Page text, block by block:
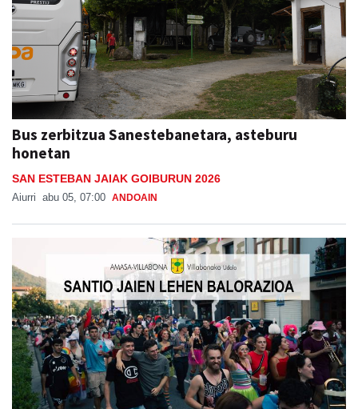
Bus zerbitzua Sanestebanetara, asteburu
honetan
SAN ESTEBAN JAIAK GOIBURUN 2026
Aiurri abu 05, 07:00 ANDOAIN